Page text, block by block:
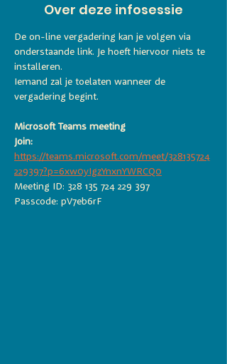
Over deze infosessie
De on-line vergadering kan je volgen via
onderstaande link. Je hoeft hiervoor niets te
installeren.
Iemand zal je toelaten wanneer de
vergadering begint.
Microsoft Teams meeting
Join:
https://teams.microsoft.com/meet/328135724
229397?p=6xw0yIgzYnxnYWRCQ0
Meeting ID: 328 135 724 229 397
Passcode: pV7eb6rF